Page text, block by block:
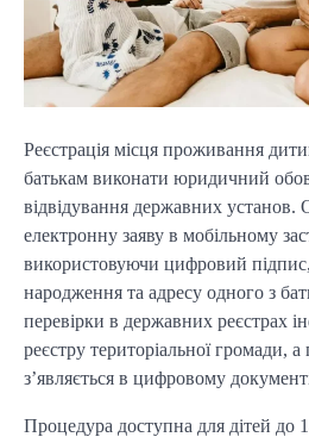
Реєстрація місця проживання
батькам виконати юридичний
відвідування державних установ.
електронну заяву в мобільному
використовуючи цифровий підпис,
народження та адресу одного з
перевірки в державних реєстрах
реєстру територіальної громади,
з’являється в цифровому
Процедура доступна для дітей до